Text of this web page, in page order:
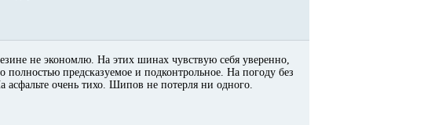
не экономлю. На этих шинах чувствую себя уверенно,
полностью предсказуемое и подконтрольное. На погоду без
асфальте очень тихо. Шипов не потерля ни одного.